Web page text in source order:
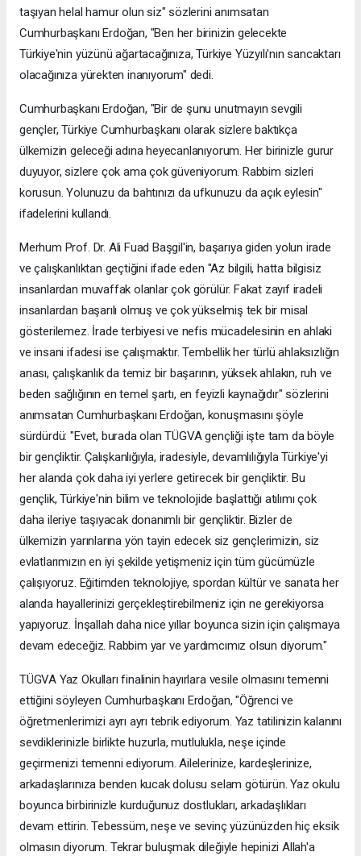
taşıyan helal hamur olun siz" sözlerini anımsatan
Cumhurbaşkanı Erdoğan, "Ben her birinizin gelecekte
Türkiye'nin yüzünü ağartacağınıza, Türkiye Yüzyılı'nın sancaktarı
olacağınıza yürekten inanıyorum" dedi.
Cumhurbaşkanı Erdoğan, "Bir de şunu unutmayın sevgili
gençler, Türkiye Cumhurbaşkanı olarak sizlere baktıkça
ülkemizin geleceği adına heyecanlanıyorum. Her birinizle gurur
duyuyor, sizlere çok ama çok güveniyorum. Rabbim sizleri
korusun. Yolunuzu da bahtınızı da ufkunuzu da açık eylesin"
ifadelerini kullandı.
Merhum Prof. Dr. Ali Fuad Başgil'in, başarıya giden yolun irade
ve çalışkanlıktan geçtiğini ifade eden "Az bilgili, hatta bilgisiz
insanlardan muvaffak olanlar çok görülür. Fakat zayıf iradeli
insanlardan başarılı olmuş ve çok yükselmiş tek bir misal
gösterilemez. İrade terbiyesi ve nefis mücadelesinin en ahlaki
ve insani ifadesi ise çalışmaktır. Tembellik her türlü ahlaksızlığın
anası, çalışkanlık da temiz bir başarının, yüksek ahlakın, ruh ve
beden sağlığının en temel şartı, en feyizli kaynağıdır" sözlerini
anımsatan Cumhurbaşkanı Erdoğan, konuşmasını şöyle
sürdürdü: "Evet, burada olan TÜGVA gençliği işte tam da böyle
bir gençliktir. Çalışkanlığıyla, iradesiyle, devamlılığıyla Türkiye'yi
her alanda çok daha iyi yerlere getirecek bir gençliktir. Bu
gençlik, Türkiye'nin bilim ve teknolojide başlattığı atılımı çok
daha ileriye taşıyacak donanımlı bir gençliktir. Bizler de
ülkemizin yarınlarına yön tayin edecek siz gençlerimizin, siz
evlatlarımızın en iyi şekilde yetişmeniz için tüm gücümüzle
çalışıyoruz. Eğitimden teknolojiye, spordan kültür ve sanata her
alanda hayallerinizi gerçekleştirebilmeniz için ne gerekiyorsa
yapıyoruz. İnşallah daha nice yıllar boyunca sizin için çalışmaya
devam edeceğiz. Rabbim yar ve yardımcımız olsun diyorum."
TÜGVA Yaz Okulları finalinin hayırlara vesile olmasını temenni
ettiğini söyleyen Cumhurbaşkanı Erdoğan, "Öğrenci ve
öğretmenlerimizi ayrı ayrı tebrik ediyorum. Yaz tatilinizin kalanını
sevdiklerinizle birlikte huzurla, mutlulukla, neşe içinde
geçirmenizi temenni ediyorum. Ailelerinize, kardeşlerinize,
arkadaşlarınıza benden kucak dolusu selam götürün. Yaz okulu
boyunca birbirinizle kurduğunuz dostlukları, arkadaşlıkları
devam ettirin. Tebessüm, neşe ve sevinç yüzünüzden hiç eksik
olmasın diyorum. Tekrar buluşmak dileğiyle hepinizi Allah'a